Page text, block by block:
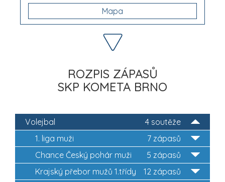
Mapa
ROZPIS ZÁPASŮ
SKP KOMETA BRNO
4 soutěže
Volejbal
7 zápasů
1. liga muži
5 zápasů
Chance Český pohár muži
12 zápasů
Krajský přebor mužů 1.třídy